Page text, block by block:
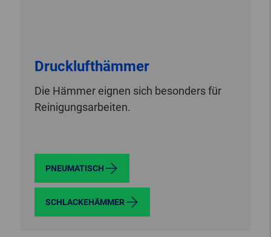
Drucklufthämmer
Die Hämmer eignen sich besonders für
Reinigungsarbeiten.
PNEUMATISCH
SCHLACKEHÄMMER